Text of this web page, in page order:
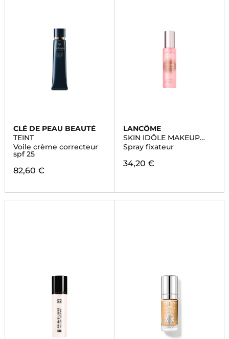
CLÉ DE PEAU BEAUTÉ
TEINT
Voile crème correcteur
spf 25
82,60 €
LANCÔME
SKIN IDÔLE MAKEUP
MAGNET
Spray fixateur
34,20 €